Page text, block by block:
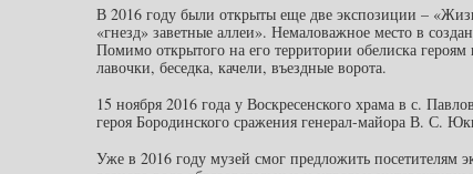
В 2016 году были открыты еще две экспозиции –
«гнезд» заветные аллеи». Немаловажное место в
Помимо открытого на его территории обелиска
лавочки, беседка, качели, въездные ворота.
15 ноября 2016 года у Воскресенского храма в с.
героя Бородинского сражения генерал-майора В. С.
Уже в 2016 году музей смог предложить посетителям